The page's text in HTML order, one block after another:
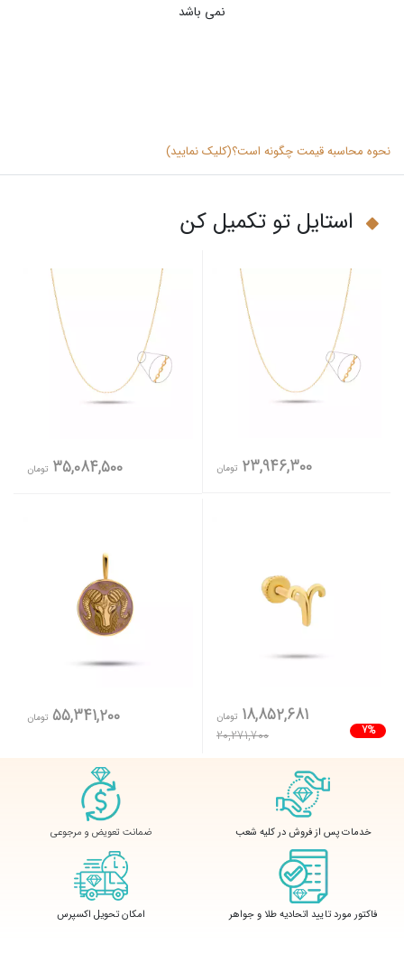
نمی باشد
نحوه محاسبه قیمت چگونه است؟(کلیک نمایید)
استایل تو تکمیل کن
23,946,300 تومان 35,084,500 تومان
7%
18,852,681 تومان
20,271,700
55,341,200 تومان
خدمات پس از فروش در کلیه شعب ضمانت تعویض و مرجوعی
فاکتور مورد تایید اتحادیه طلا و جواهر امکان تحویل اکسپرس